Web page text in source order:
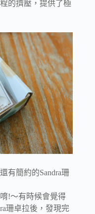
的擠壓，提供了極
有簡約的Sandra珊
!～有時候會覺得
珊卓拉後，發現完